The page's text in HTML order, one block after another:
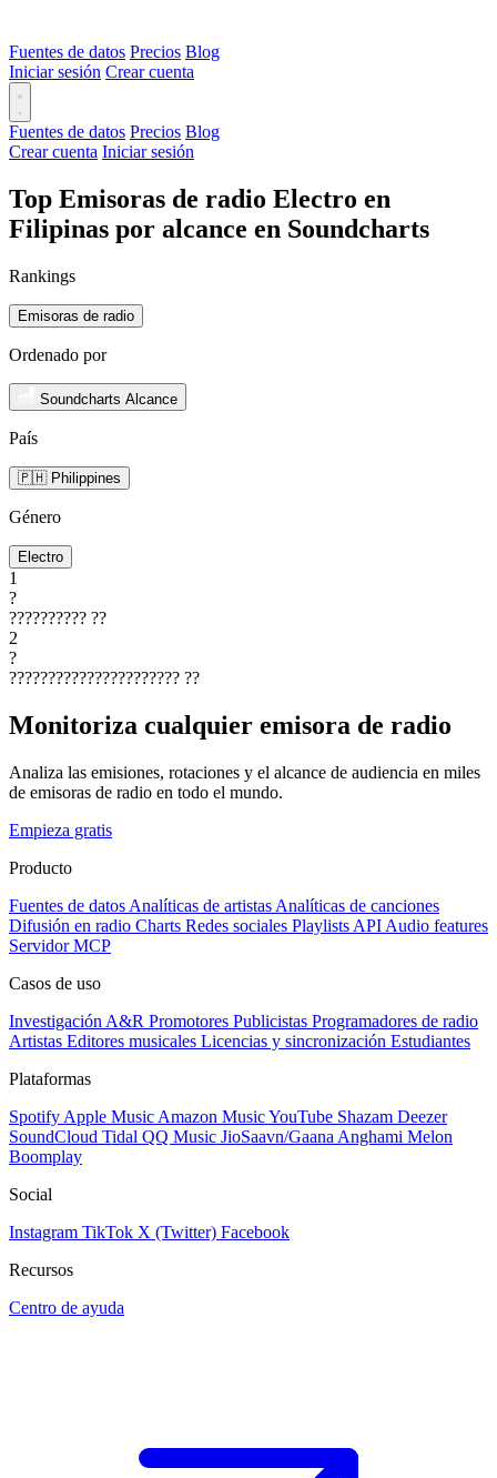
Fuentes de datos Precios Blog
Iniciar sesión Crear cuenta
Fuentes de datos Precios Blog
Crear cuenta Iniciar sesión
Top Emisoras de radio Electro en
Filipinas por alcance en Soundcharts
Rankings
Emisoras de radio
Ordenado por
Soundcharts Alcance
País
🇵🇭 Philippines
Género
Electro
1
?
?????????? ??
2
?
?????????????????????? ??
Monitoriza cualquier emisora de radio
Analiza las emisiones, rotaciones y el alcance de audiencia en miles
de emisoras de radio en todo el mundo.
Empieza gratis
Producto
Fuentes de datos Analíticas de artistas Analíticas de canciones
Difusión en radio Charts Redes sociales Playlists API Audio features
Servidor MCP
Casos de uso
Investigación A&R Promotores Publicistas Programadores de radio
Artistas Editores musicales Licencias y sincronización Estudiantes
Plataformas
Spotify Apple Music Amazon MusicYouTube Shazam Deezer
SoundCloud Tidal QQ Music JioSaavn/Gaana Anghami Melon
Boomplay
Social
Instagram TikTok X (Twitter) Facebook
Recursos
Centro de ayuda